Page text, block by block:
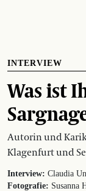
INTERVIEW
Was ist
Autorin und
Klagenfurt und
Interview: Claudia
Fotografie: Susanna